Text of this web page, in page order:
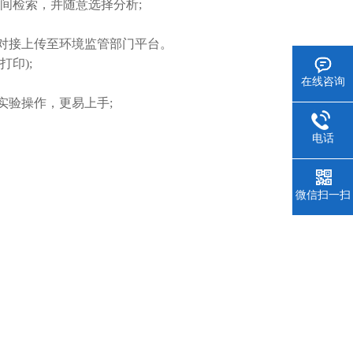
检索，并随意选择分析;
上传至环境监管部门平台。
印);
操作，更易上手;
在线咨询
电话
微信扫一扫